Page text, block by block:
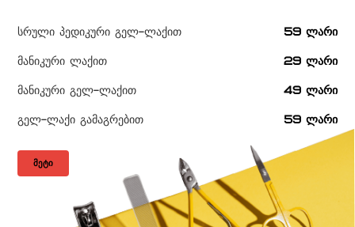
სრული პედიკური გელ-ლაქით 59 ლარი
მანიკური ლაქით 29 ლარი
მანიკური გელ-ლაქით 49 ლარი
გელ-ლაქი გამაგრებით 59 ლარი
ᲛᲔᲢᲘ